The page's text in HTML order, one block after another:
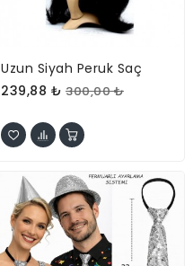
Uzun Siyah Peruk Saç
239,88 ₺ 300,00 ₺